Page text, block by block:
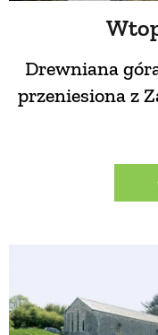
Drewniana
przeniesiona z